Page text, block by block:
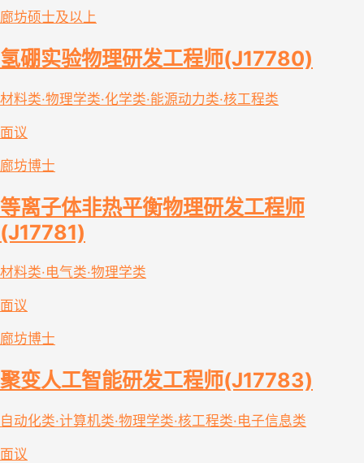
廊坊硕士及以上
氢硼实验物理研发工程师(J17780)
材料类·物理学类·化学类·能源动力类·核工程类
面议
廊坊博士
等离子体非热平衡物理研发工程师
(J17781)
材料类·电气类·物理学类
面议
廊坊博士
聚变人工智能研发工程师(J17783)
自动化类·计算机类·物理学类·核工程类·电子信息类
面议